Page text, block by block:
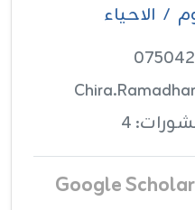
/ الاحياء
4
Google